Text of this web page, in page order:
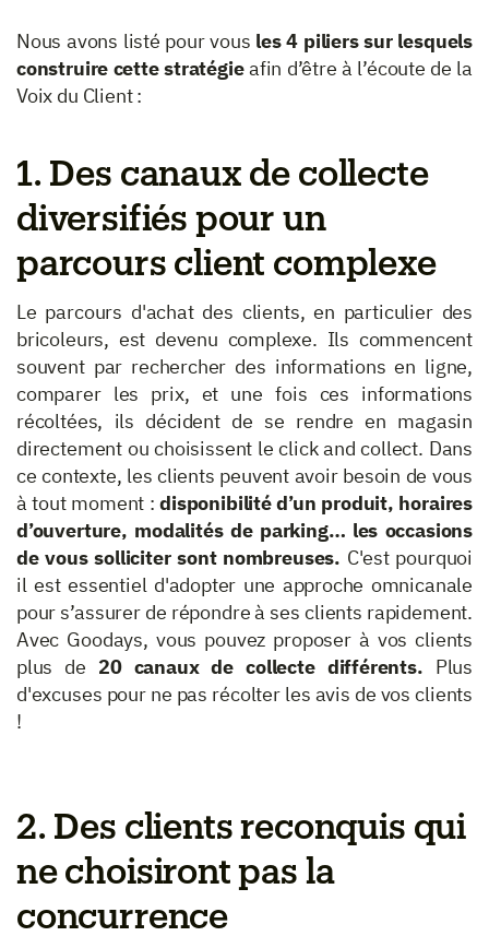
Nous avons listé pour vous les 4 piliers sur lesquels
construire cette stratégieafin d’être à l’écoute de la
Voix du Client :
1. Des canaux de collecte
diversifiés pour un
parcours client complexe
Le parcours d'achat des clients, en particulier des
bricoleurs, est devenu complexe. Ils commencent
souvent par rechercher des informations en ligne,
comparer les prix, et une fois ces informations
récoltées, ils décident de se rendre en magasin
directement ou choisissent le click and collect. Dans
ce contexte, les clients peuvent avoir besoin de vous
à tout moment : disponibilité d’un produit, horaires
d’ouverture, modalités de parking… les occasions
de vous solliciter sont nombreuses. C'est pourquoi
il est essentiel d'adopter une approche omnicanale
pour s’assurer de répondre à ses clients rapidement.
Avec Goodays, vous pouvez proposer à vos clients
plus de 20 canaux de collecte différents. Plus
d'excuses pour ne pas récolter les avis de vos clients
!
2. Des clients reconquis qui
ne choisiront pas la
concurrence